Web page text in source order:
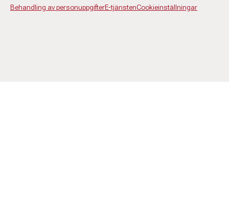
Behandling av personuppgifterE-tjänstenCookieinställningar